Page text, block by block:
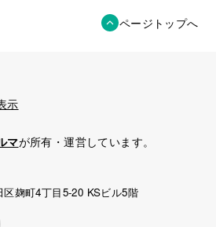
ページトップへ
示
マが所有・運営しています。
麹町4丁目5-20 KSビル5階